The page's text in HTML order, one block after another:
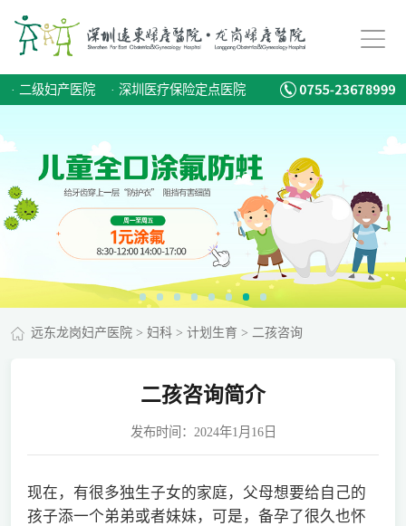
· 二级妇产医院 · 深圳医疗保险定点医院
远东龙岗妇产医院> 妇科> 计划生育 > 二孩咨询
二孩咨询简介
发布时间：2024年1月16日
现在，有很多独生子女的家庭，父母想要给自己的
孩子添一个弟弟或者妹妹，可是，备孕了很久也怀